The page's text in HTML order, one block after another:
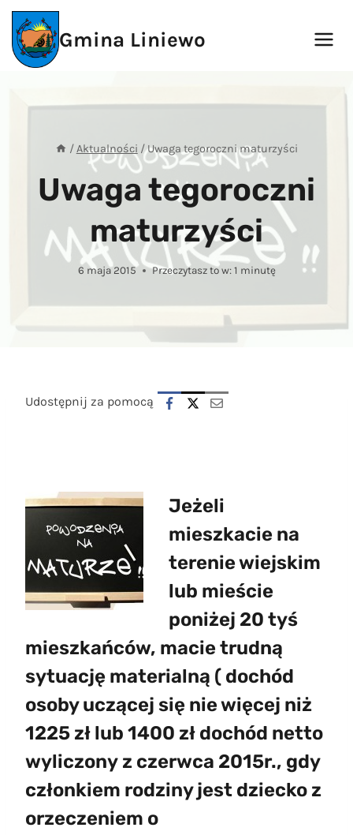
Przejdź
treści
Gmina Liniewo
/Aktualności /Uwaga tegoroczni maturzyści
Uwaga tegoroczni
maturzyści
6 maja 2015 Przeczytasz to w:1 minutę
Udostępnij za pomocą
Jeżeli
mieszkacie na
terenie wiejskim
lub mieście
poniżej 20 tyś
mieszkańców, macie trudną
sytuację materialną ( dochód
osoby uczącej się nie więcej niż
1225 zł lub 1400 zł dochód netto
wyliczony z czerwca 2015r., gdy
członkiem rodziny jest dziecko z
orzeczeniem o